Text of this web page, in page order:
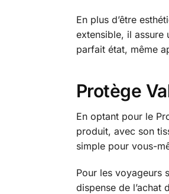
En plus d’être
extensible, il assure
parfait état, même
Protège
En optant pour le
produit, avec son
simple pour vous-
Pour les voyageurs
dispense de